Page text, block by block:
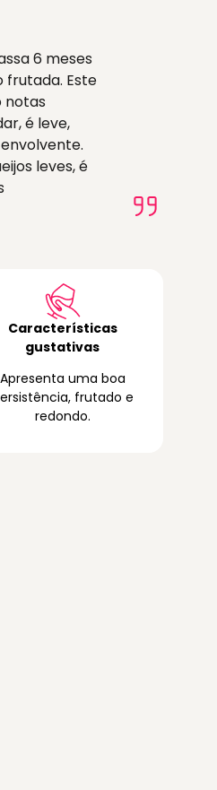
6 meses
frutada. Este
notas
é leve,
leves, é
Características
gustativas
Apresenta uma boa
frutado e
redondo.